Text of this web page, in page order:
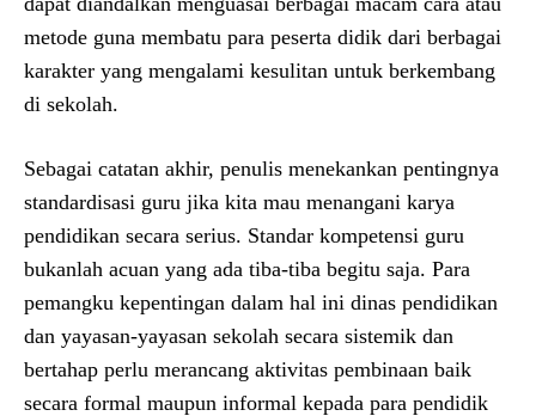
metode guna membatu para peserta didik dari berbagai
karakter yang mengalami kesulitan untuk berkembang
di sekolah.
Sebagai catatan akhir, penulis menekankan pentingnya
standardisasi guru jika kita mau menangani karya
pendidikan secara serius. Standar kompetensi guru
bukanlah acuan yang ada tiba-tiba begitu saja. Para
pemangku kepentingan dalam hal ini dinas pendidikan
dan yayasan-yayasan sekolah secara sistemik dan
bertahap perlu merancang aktivitas pembinaan baik
secara formal maupun informal kepada para pendidik